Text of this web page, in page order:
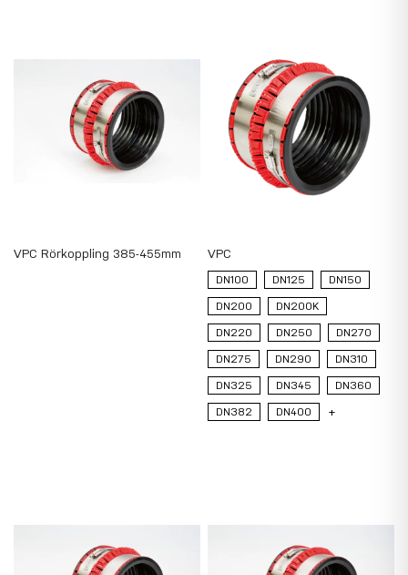
VPC Rörkoppling 385-455mm VPC
DN100 DN125 DN150
DN200 DN200K
DN220 DN250 DN270
DN275 DN290 DN310
DN325 DN345 DN360
DN382 DN400 +